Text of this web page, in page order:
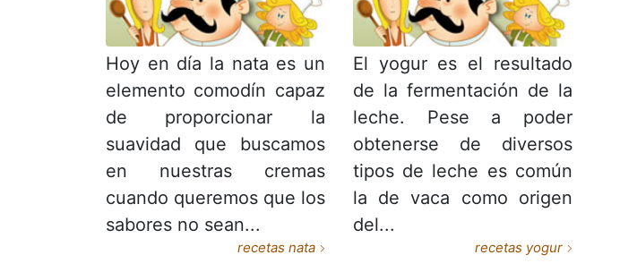
Hoy en día la nata es un
elemento comodín capaz
de proporcionar la
suavidad que buscamos
en nuestras cremas
cuando queremos que los
sabores no sean...
recetas nata
El yogur es el resultado
de la fermentación de la
leche. Pese a poder
obtenerse de diversos
tipos de leche es común
la de vaca como origen
del...
recetas yogur